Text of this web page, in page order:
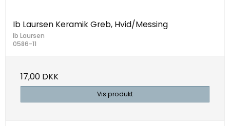
Ib Laursen Keramik Greb, Hvid/Messing
Ib Laursen
0586-11
17,00 DKK
Vis produkt